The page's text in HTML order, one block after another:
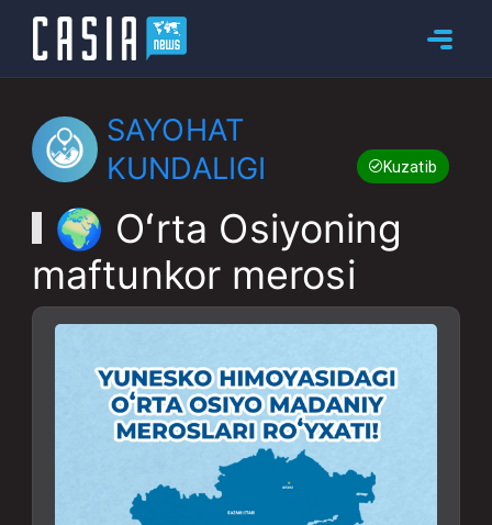
SAYOHAT
KUNDALIGI
Kuzatib boring
🌍 Oʻrta Osiyoning
maftunkor merosi